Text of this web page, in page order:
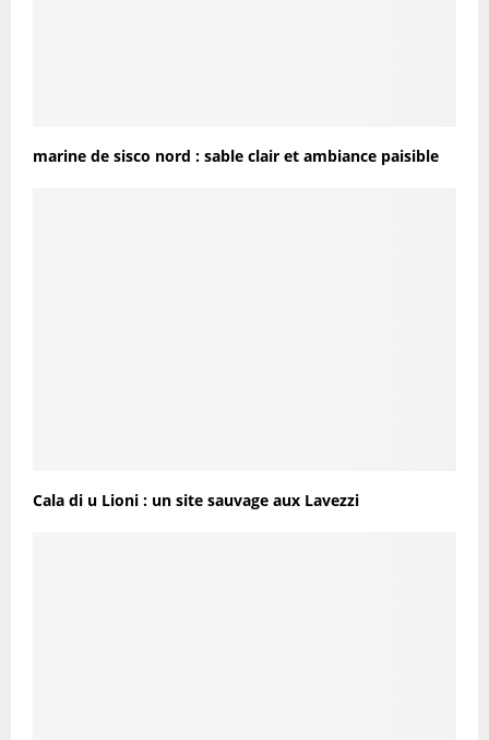
marine de sisco nord : sable clair et ambiance paisible
Cala di u Lioni : un site sauvage aux Lavezzi